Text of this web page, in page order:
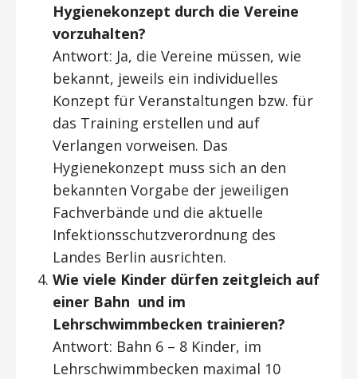
Hygienekonzept durch die Vereine
vorzuhalten?
Antwort: Ja, die Vereine müssen, wie
bekannt, jeweils ein individuelles
Konzept für Veranstaltungen bzw. für
das Training erstellen und auf
Verlangen vorweisen. Das
Hygienekonzept muss sich an den
bekannten Vorgabe der jeweiligen
Fachverbände und die aktuelle
Infektionsschutzverordnung des
Landes Berlin ausrichten.
Wie viele Kinder dürfen zeitgleich auf
einer Bahn und im
Lehrschwimmbecken trainieren?
Antwort: Bahn 6 – 8 Kinder, im
Lehrschwimmbecken maximal 10